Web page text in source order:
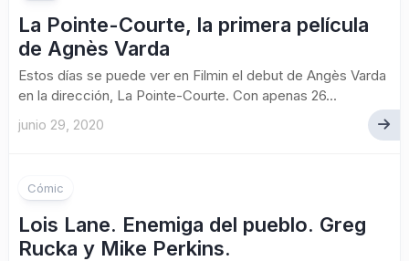
La Pointe-Courte, la primera película
de Agnès Varda
Estos días se puede ver en Filmin el debut de Angès Varda
en la dirección, La Pointe-Courte. Con apenas 26...
junio 29, 2020
Cómic
Lois Lane. Enemiga del pueblo. Greg
Rucka y Mike Perkins.